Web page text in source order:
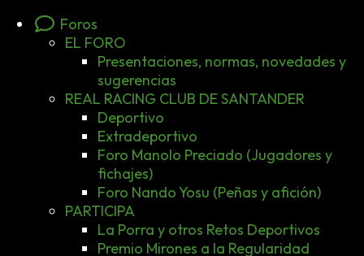
Foros
EL FORO
Presentaciones, normas, novedades y
sugerencias
REAL RACING CLUB DE SANTANDER
Deportivo
Extradeportivo
Foro Manolo Preciado (Jugadores y
fichajes)
Foro Nando Yosu (Peñas y afición)
PARTICIPA
La Porra y otros Retos Deportivos
Premio Mirones a la Regularidad